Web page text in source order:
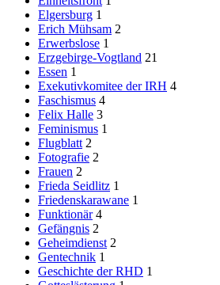
Elgersburg 1
Erich Mühsam 2
Erwerbslose 1
Erzgebirge-Vogtland 21
Essen 1
Exekutivkomitee der IRH 4
Faschismus 4
Felix Halle 3
Feminismus 1
Flugblatt 2
Fotografie 2
Frauen 2
Frieda Seidlitz 1
Friedenskarawane 1
Funktionär 4
Gefängnis 2
Geheimdienst 2
Gentechnik 1
Geschichte der RHD 1